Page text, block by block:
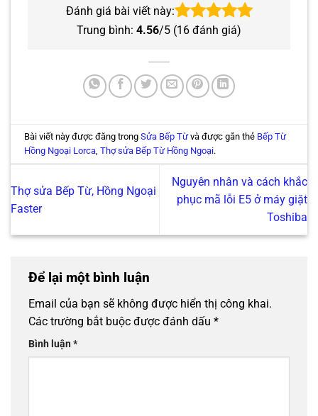
Đánh giá bài viết này:
Trung bình: 4.56/5 (16 đánh giá)
Bài viết này được đăng trongSửa Bếp Từvà được gắn thẻ Bếp Từ
Hồng Ngoại Lorca ,Thợ sửa Bếp Từ Hồng Ngoại.
Thợ sửa Bếp Từ, Hồng Ngoại
Faster
Nguyên nhân và cách khắc
phục mã lỗi E5 ở máy giặt
Toshiba
Để lại một bình luận
Email của bạn sẽ không được hiển thị công khai.
Các trường bắt buộc được đánh dấu *
Bình luận*